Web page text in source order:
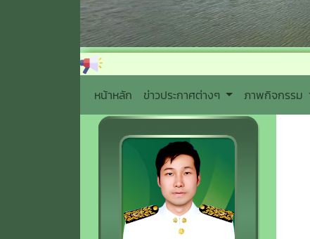
หน้าหลัก ข่าวประกาศต่างๆ ภาพกิจกรรม